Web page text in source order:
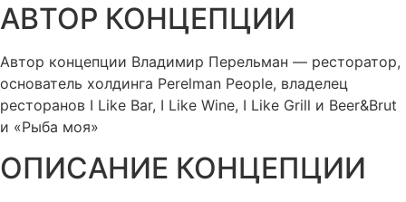
АВТОР КОНЦЕПЦИИ​
Автор концепции Владимир Перельман — ресторатор,
основатель холдинга Perelman People, владелец
ресторанов I Like Bar, I Like Wine, I Like Grill и Beer&Brut
и «Рыба моя»
ОПИСАНИЕ КОНЦЕПЦИИ​